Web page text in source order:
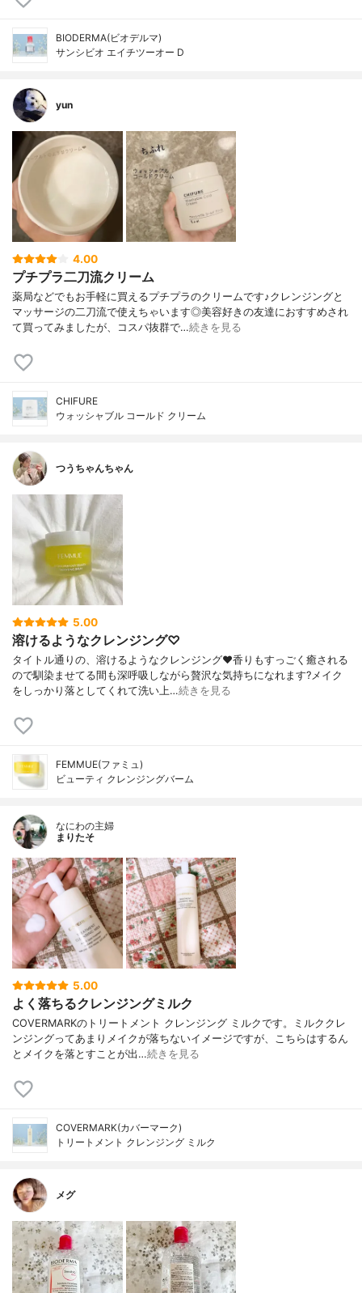
BIODERMA(ビオデルマ)
サンシビオ エイチツーオー D
yun
4.00
プチプラ二刀流クリーム
薬局などでもお手軽に買えるプチプラのクリームです♪クレンジングと
マッサージの二刀流で使えちゃいます◎美容好きの友達におすすめされ
て買ってみましたが、コスパ抜群で…続きを見る
CHIFURE
ウォッシャブル コールド クリーム
つうちゃんちゃん
5.00
溶けるようなクレンジング♡
タイトル通りの、溶けるようなクレンジング❤️香りもすっごく癒される
ので馴染ませてる間も深呼吸しながら贅沢な気持ちになれます?メイク
をしっかり落としてくれて洗い上…続きを見る
FEMMUE(ファミュ)
ビューティ クレンジングバーム
なにわの主婦
まりたそ
5.00
よく落ちるクレンジングミルク
COVERMARKのトリートメント クレンジング ミルクです。ミルククレ
ンジングってあまりメイクが落ちないイメージですが、こちらはするん
とメイクを落とすことが出…続きを見る
COVERMARK(カバーマーク)
トリートメント クレンジング ミルク
メグ